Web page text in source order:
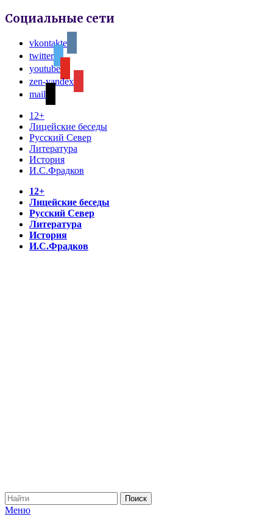
Социальные сети
vkontakte
twitter
youtube
zen-yandex
mail
12+
Лицейские беседы
Русский Север
Литература
История
И.С.Фрадков
12+
Лицейские беседы
Русский Север
Литература
История
И.С.Фрадков
Меню